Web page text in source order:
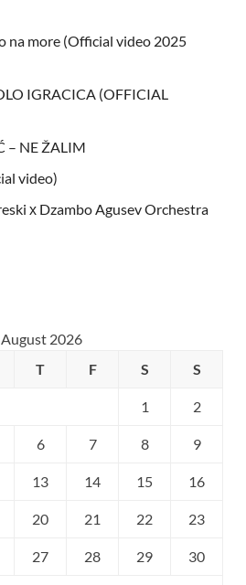
na more (Official video 2025
IGRACICA (OFFICIAL
– NE ŽALIM
video)
х Dzambo Agusev Orchestra
August 2026
T F S S
1 2
6 7 8 9
13 14 15 16
20 21 22 23
27 28 29 30